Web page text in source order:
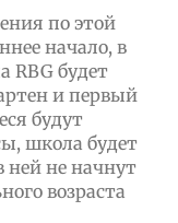
по этой
начало, в
RBG будет
и первый
будут
школа будет
ней не начнут
возраста